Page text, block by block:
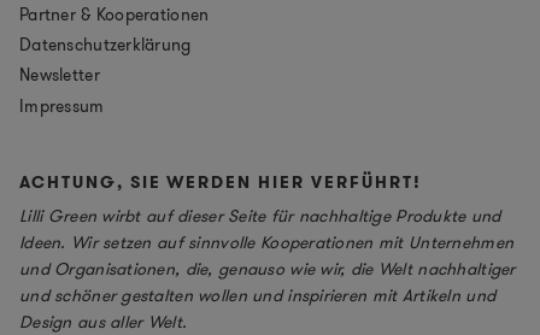
Partner & Kooperationen
Datenschutzerklärung
Newsletter
Impressum
ACHTUNG, SIE WERDEN HIER VERFÜHRT!
Lilli Green wirbt auf dieser Seite für nachhaltige Produkte und
Ideen. Wir setzen auf sinnvolle Kooperationen mit Unternehmen
und Organisationen, die, genauso wie wir, die Welt nachhaltiger
und schöner gestalten wollen und inspirieren mit Artikeln und
Design aus aller Welt.